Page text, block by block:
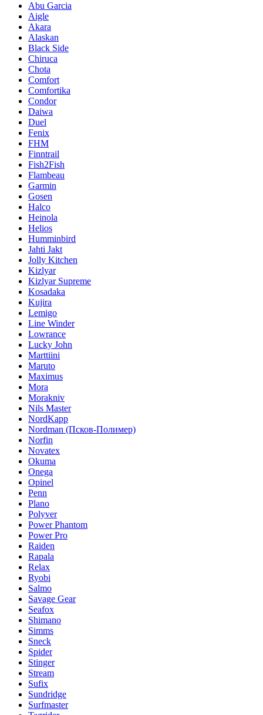
Abu Garcia
Aigle
Akara
Alaskan
Black Side
Chiruca
Chota
Comfort
Comfortika
Condor
Daiwa
Duel
Fenix
FHM
Finntrail
Fish2Fish
Flambeau
Garmin
Gosen
Halco
Heinola
Helios
Humminbird
Jahti Jakt
Jolly Kitchen
Kizlyar
Kizlyar Supreme
Kosadaka
Kujira
Lemigo
Line Winder
Lowrance
Lucky John
Marttiini
Maruto
Maximus
Mora
Morakniv
Nils Master
NordKapp
Nordman (Псков-Полимер)
Norfin
Novatex
Okuma
Onega
Opinel
Penn
Plano
Polyver
Power Phantom
Power Pro
Raiden
Rapala
Relax
Ryobi
Salmo
Savage Gear
Seafox
Shimano
Simms
Sneck
Spider
Stinger
Stream
Sufix
Sundridge
Surfmaster